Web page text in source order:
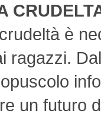
è
ragazzi.
un futuro